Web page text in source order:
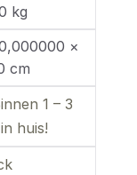
kg
×
cm
1 – 3
huis!